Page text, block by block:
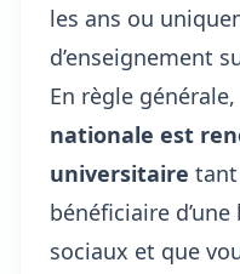
les ans ou
d’enseignement
En règle générale,
nationale est
universitaire tant
bénéficiaire
sociaux et que